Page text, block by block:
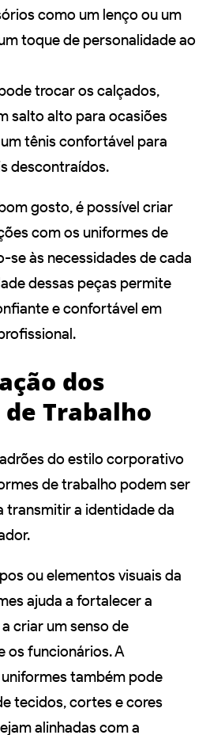
como um lenço ou um
toque de personalidade ao
trocar os calçados,
salto alto para ocasiões
tênis confortável para
descontraídos.
gosto, é possível criar
com os uniformes de
se às necessidades de cada
dessas peças permite
e confortável em
dos
Trabalho
do estilo corporativo
de trabalho podem ser
transmitir a identidade da
ou elementos visuais da
ajuda a fortalecer a
a criar um senso de
os funcionários. A
também pode
tecidos, cortes e cores
alinhadas com a